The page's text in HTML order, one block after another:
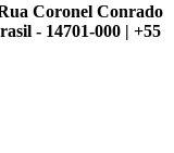
Coronel Conrado
- 14701-000 | +55